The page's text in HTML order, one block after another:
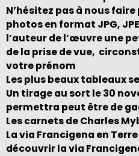
N’hésitez pas à nous
photos en format JPG,
l’auteur de l’œuvre une
de la prise de vue,
votre prénom
Les plus beaux tableaux
Un tirage au sort le 30
permettra peut être de
Les carnets de Charles
La via Francigena en
découvrir la via